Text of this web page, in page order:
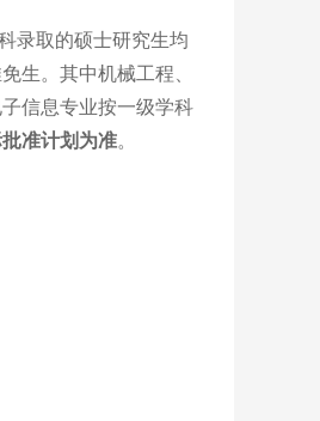
录取的硕士研究生均
生。其中机械工程、
信息专业按一级学科
准计划为准。